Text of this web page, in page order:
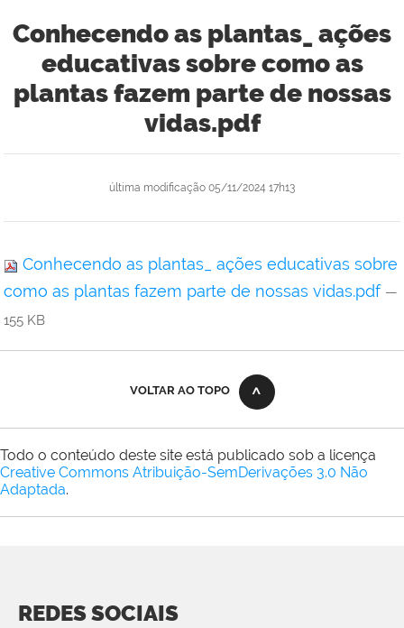
Conhecendo as plantas_ ações
educativas sobre como as
plantas fazem parte de nossas
vidas.pdf
última modificação 05/11/2024 17h13
Conhecendo as plantas_ ações educativas sobre
como as plantas fazem parte de nossas vidas.pdf —
155 KB
VOLTAR AO TOPO
Todo o conteúdo deste site está publicado sob a licença
Creative Commons Atribuição-SemDerivações 3.0 Não
Adaptada.
REDES SOCIAIS